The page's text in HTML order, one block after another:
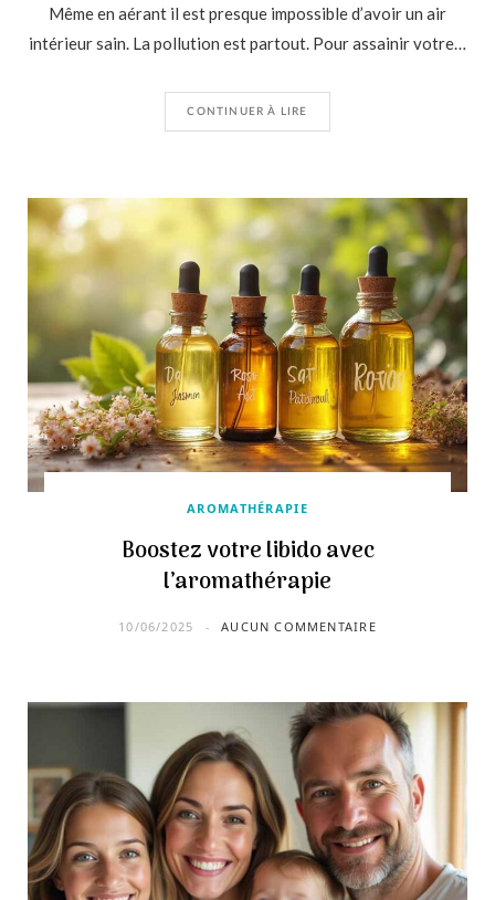
Même en aérant il est presque impossible d’avoir un air
intérieur sain. La pollution est partout. Pour assainir votre…
CONTINUER À LIRE
AROMATHÉRAPIE
Boostez votre libido avec
l’aromathérapie
10/06/2025 AUCUN COMMENTAIRE